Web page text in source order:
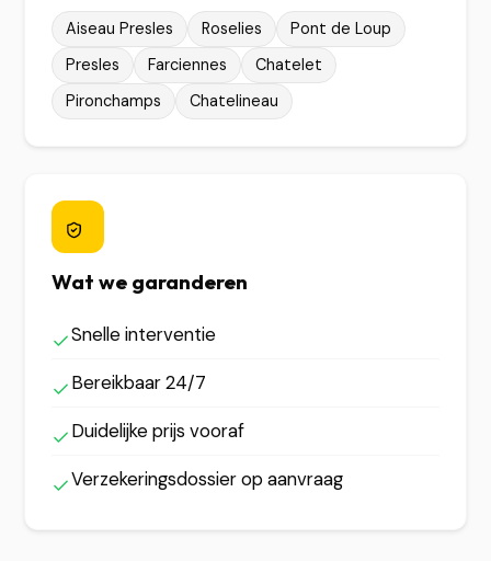
Aiseau Presles Roselies
Pont de Loup
Presles
Farciennes
Chatelet
Pironchamps
Chatelineau
Wat we garanderen
Snelle interventie
Bereikbaar 24/7
Duidelijke prijs vooraf
Verzekeringsdossier op aanvraag